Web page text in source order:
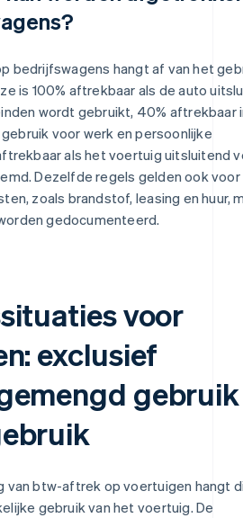
bedrijfswagens hangt af van het
is 100% aftrekbaar als de auto
wordt gebruikt, 40% aftrekbaar
voor werk en persoonlijke
als het voertuig uitsluitend
Dezelfde regels gelden ook voor
zoals brandstof, leasing en huur,
gedocumenteerd.
voor
exclusief
gebruik
van btw-aftrek op voertuigen hangt
gebruik van het voertuig. De